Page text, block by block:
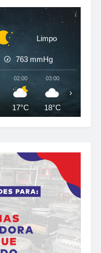
Limpo
763 mmHg
02:00
17°C
03:00
18°C
›